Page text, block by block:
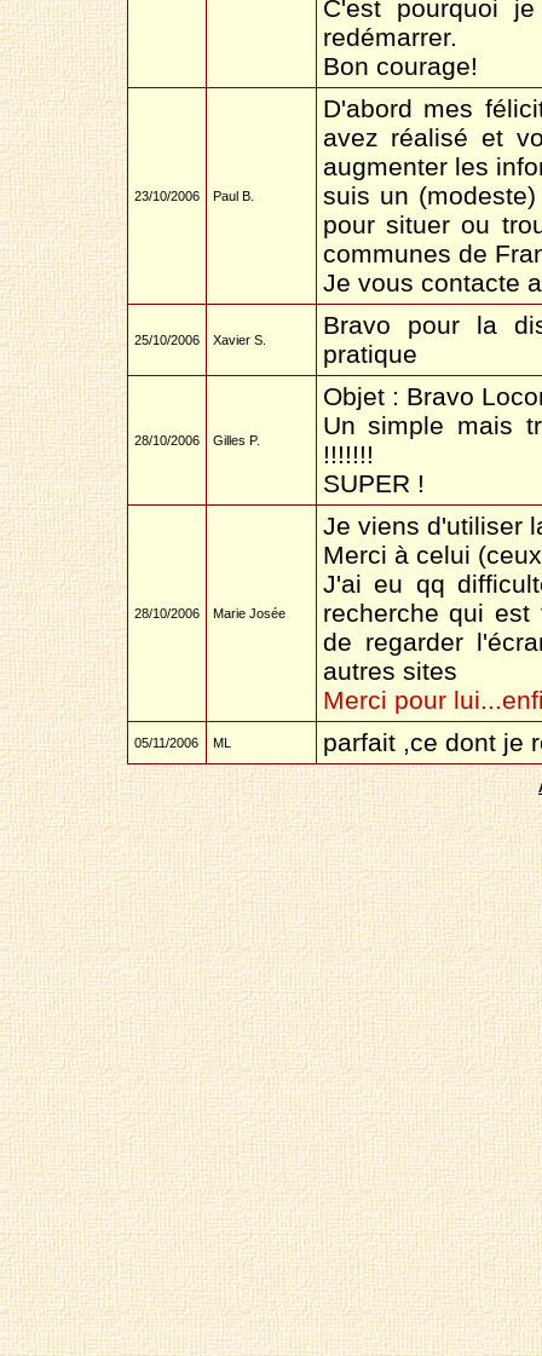
C'est pourquoi
redémarrer.
Bon courage!
23/10/2006 Paul B.
D'abord mes
avez réalisé et
augmenter les
suis un
pour situer ou
communes de
Je vous contacte
25/10/2006 Xavier S.
Bravo pour la
pratique
28/10/2006 Gilles P.
Objet : Bravo
Un simple mais
!!!!!!!
SUPER !
28/10/2006 Marie Josée
Je viens d'utiliser
Merci à celui
J'ai eu qq
recherche qui
de regarder
autres sites
Merci pour
05/11/2006 ML parfait ,ce dont je